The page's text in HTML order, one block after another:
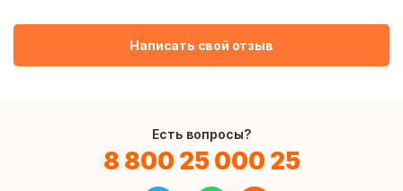
Написать свой отзыв
Есть вопросы?
8 800 25 000 25